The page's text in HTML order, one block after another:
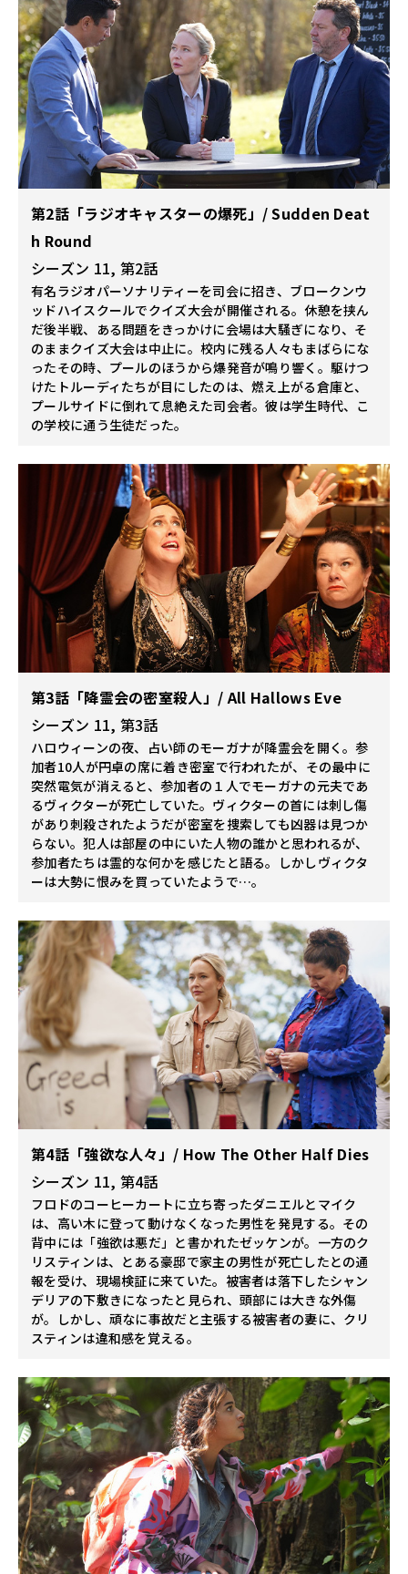
第2話「ラジオキャスターの爆死」/ Sudden Deat
h Round
シーズン 11, 第2話
有名ラジオパーソナリティーを司会に招き、ブロークンウ
ッドハイスクールでクイズ大会が開催される。休憩を挟ん
だ後半戦、ある問題をきっかけに会場は大騒ぎになり、そ
のままクイズ大会は中止に。校内に残る人々もまばらにな
ったその時、プールのほうから爆発音が鳴り響く。駆けつ
けたトルーディたちが目にしたのは、燃え上がる倉庫と、
プールサイドに倒れて息絶えた司会者。彼は学生時代、こ
の学校に通う生徒だった。
第3話「降霊会の密室殺人」/ All Hallows Eve
シーズン 11, 第3話
ハロウィーンの夜、占い師のモーガナが降霊会を開く。参
加者10人が円卓の席に着き密室で行われたが、その最中に
突然電気が消えると、参加者の１人でモーガナの元夫であ
るヴィクターが死亡していた。ヴィクターの首には刺し傷
があり刺殺されたようだが密室を捜索しても凶器は見つか
らない。犯人は部屋の中にいた人物の誰かと思われるが、
参加者たちは霊的な何かを感じたと語る。しかしヴィクタ
ーは大勢に恨みを買っていたようで…。
第4話「強欲な人々」/ How The Other Half Dies
シーズン 11, 第4話
フロドのコーヒーカートに立ち寄ったダニエルとマイク
は、高い木に登って動けなくなった男性を発見する。その
背中には「強欲は悪だ」と書かれたゼッケンが。一方のク
リスティンは、とある豪邸で家主の男性が死亡したとの通
報を受け、現場検証に来ていた。被害者は落下したシャン
デリアの下敷きになったと見られ、頭部には大きな外傷
が。しかし、頑なに事故だと主張する被害者の妻に、クリ
スティンは違和感を覚える。